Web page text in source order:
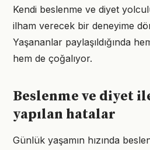
Kendi beslenme ve diyet
ilham verecek bir deneyime
Yaşananlar paylaşıldığında
hem de çoğalıyor.
Beslenme ve diyet
yapılan hatalar
Günlük yaşamın hızında